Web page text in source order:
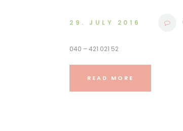
29. JULY 2016
040 – 421 021 52
READ MORE